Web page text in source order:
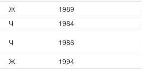
Ж 1989
Ч 1984
Ч 1986
Ж 1994